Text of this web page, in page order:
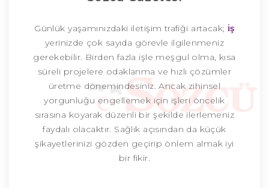
Günlük yaşamınızdaki iletişim trafiği artacak; iş
yerinizde çok sayıda görevle ilgilenmeniz
gerekebilir. Birden fazla işle meşgul olma, kısa
süreli projelere odaklanma ve hızlı çözümler
üretme dönemindesiniz. Ancak zihinsel
yorgunluğu engellemek için işleri öncelik
sırasına koyarak düzenli bir şekilde ilerlemeniz
faydalı olacaktır. Sağlık açısından da küçük
şikayetlerinizi gözden geçirip önlem almak iyi
bir fikir.